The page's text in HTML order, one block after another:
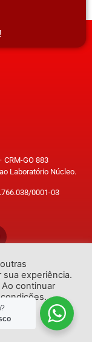
CRM-GO 883
Laboratório Núcleo.
0001-03
experiência.
Ao continuar